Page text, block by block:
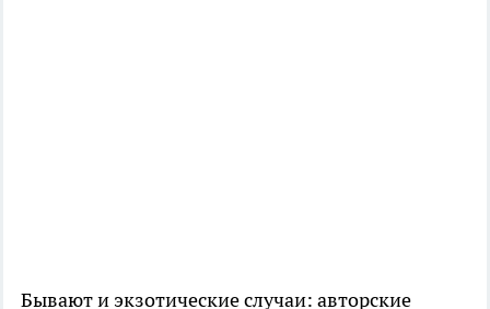
Бывают и экзотические случаи: авторские